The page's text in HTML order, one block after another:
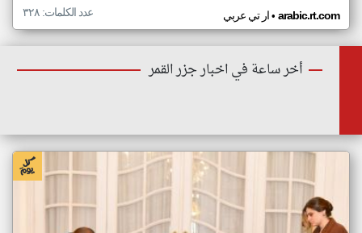
ار تي عربي• arabic.rt.com عدد الكلمات: ٣٢٨
أخر ساعة في اخبار جزر القمر